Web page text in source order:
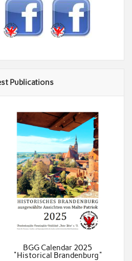
Publications
BGG Calendar 2025
"Historical Brandenburg"